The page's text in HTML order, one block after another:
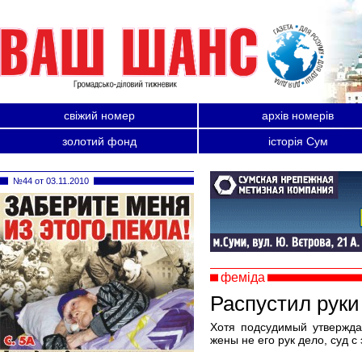
свіжий номер
архів номерів
золотий фонд
історія Сум
феміда
Распустил
Хотя подсудимый
жены не его рук дело, суд с
№44 от 03.11.2010